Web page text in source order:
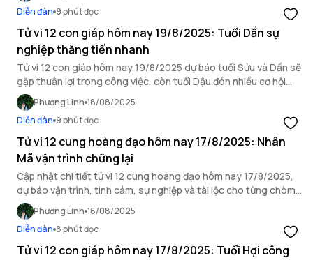
Diễn đàn 9 phút đọc
Tử vi 12 con giáp hôm nay 19/8/2025: Tuổi Dần sự
nghiệp thăng tiến nhanh
Tử vi 12 con giáp hôm nay 19/8/2025 dự báo tuổi Sửu và Dần sẽ
gặp thuận lợi trong công việc, còn tuổi Dậu đón nhiều cơ hội
kinh doanh mới.
Phương Linh 18/08/2025
Diễn đàn 9 phút đọc
Tử vi 12 cung hoàng đạo hôm nay 17/8/2025: Nhân
Mã vận trình chững lại
Cập nhật chi tiết tử vi 12 cung hoàng đạo hôm nay 17/8/2025,
dự báo vận trình, tình cảm, sự nghiệp và tài lộc cho từng chòm
sao.
Phương Linh 16/08/2025
Diễn đàn 8 phút đọc
Tử vi 12 con giáp hôm nay 17/8/2025: Tuổi Hợi công